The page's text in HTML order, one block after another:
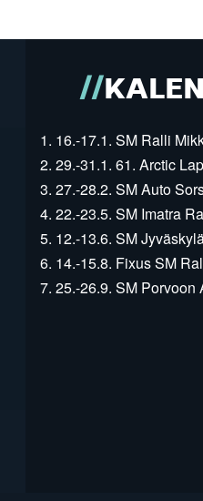
1. 16.-17.1. SM Ralli
2. 29.-31.1. 61. Arctic
3. 27.-28.2. SM Auto
4. 22.-23.5. SM Imatra
5. 12.-13.6. SM
6. 14.-15.8. Fixus SM
7. 25.-26.9. SM Porvoon